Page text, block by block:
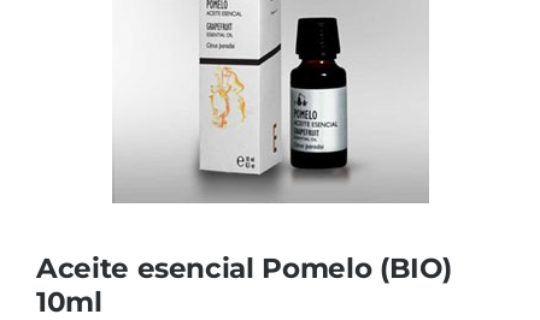
Terapias
Aceite esencial Pomelo (BIO)
10ml